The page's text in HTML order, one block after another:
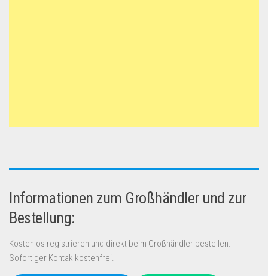
Informationen zum Großhändler und zur
Bestellung:
Kostenlos registrieren und direkt beim Großhändler bestellen.
Sofortiger Kontak kostenfrei.